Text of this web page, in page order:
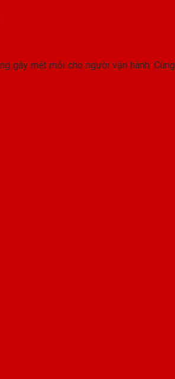
gây mệt mỏi cho người vận hành. Cùng